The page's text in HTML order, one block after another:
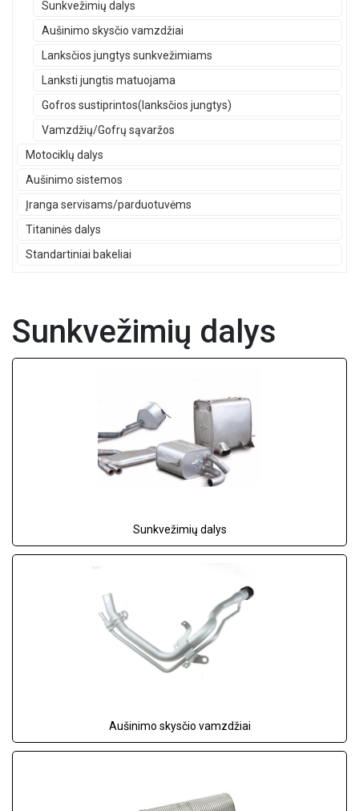
Sunkvežimių dalys
Aušinimo skysčio vamzdžiai
Lanksčios jungtys sunkvežimiams
Lanksti jungtis matuojama
Gofros sustiprintos(lanksčios jungtys)
Vamzdžių/Gofrų sąvaržos
Motociklų dalys
Aušinimo sistemos
Įranga servisams/parduotuvėms
Titaninės dalys
Standartiniai bakeliai
Sunkvežimių dalys
Sunkvežimių dalys
Aušinimo skysčio vamzdžiai